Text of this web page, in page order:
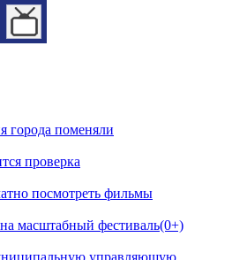
города поменяли
проверка
посмотреть фильмы
масштабный фестиваль(0+)
управляющую